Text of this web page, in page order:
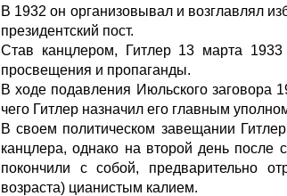
В 1932 он организовывал и возглавлял
президентский пост.
Став канцлером, Гитлер 13 марта 1933
просвещения и пропаганды.
В ходе подавления Июльского заговора
чего Гитлер назначил его главным
В своем политическом завещании
канцлера, однако на второй день
покончили с собой, предварительно
возраста) цианистым калием.